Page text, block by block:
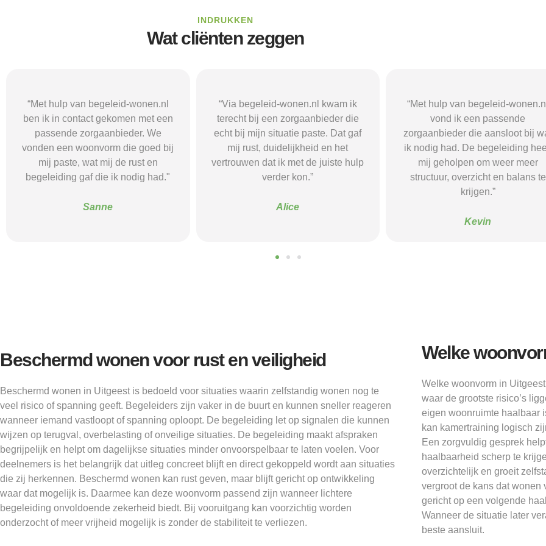
INDRUKKEN
Wat cliënten zeggen
“Via begeleid-wonen.nl kwam ik
terecht bij een zorgaanbieder die
echt bij mijn situatie paste. Dat gaf
mij rust, duidelijkheid en het
vertrouwen dat ik met de juiste hulp
verder kon.”
Alice
“Met hulp van begeleid-wonen.nl
vond ik een passende
zorgaanbieder die aansloot bij wat
ik nodig had. De begeleiding heeft
mij geholpen om weer meer
structuur, overzicht en balans te
“Met hulp van begeleid-wonen.nl
ben ik in contact gekomen met
passende zorgaanbieder. We
vonden een woonvorm die goed
mij paste, wat mij de rust en
begeleiding gaf die ik nodig had."
Beschermd wonen voor rust en veiligheid
Beschermd wonen in Uitgeest is bedoeld voor situaties waarin zelfstandig wonen nog te
veel risico of spanning geeft. Begeleiders zijn vaker in de buurt en kunnen sneller reageren
wanneer iemand vastloopt of spanning oploopt. De begeleiding let op signalen die kunnen
wijzen op terugval, overbelasting of onveilige situaties. De begeleiding maakt afspraken
begrijpelijk en helpt om dagelijkse situaties minder onvoorspelbaar te laten voelen. Voor
deelnemers is het belangrijk dat uitleg concreet blijft en direct gekoppeld wordt aan situaties
die zij herkennen. Beschermd wonen kan rust geven, maar blijft gericht op ontwikkeling
waar dat mogelijk is. Daarmee kan deze woonvorm passend zijn wanneer lichtere
begeleiding onvoldoende zekerheid biedt. Bij vooruitgang kan voorzichtig worden
onderzocht of meer vrijheid mogelijk is zonder de stabiliteit te verliezen.
Welke
Welke woonvorm in
waar de grootste risico’s
eigen woonruimte haalbaar
kan kamertraining logisch
Een zorgvuldig gesprek
haalbaarheid scherp te
overzichtelijk en groeit
vergroot de kans dat
gericht op een volgende
Wanneer de situatie later
beste aansluit.